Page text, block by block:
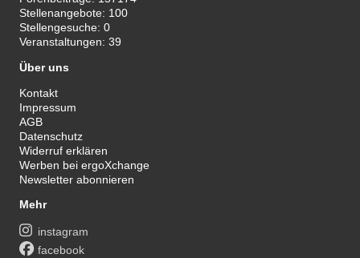
Stellenangebote: 100
Stellengesuche:0
Veranstaltungen:39
Über uns
Kontakt
Impressum
AGB
Datenschutz
Widerruf erklären
Werben bei ergoXchange
Newsletter abonnieren
Mehr
instagram
facebook